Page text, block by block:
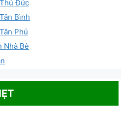
Đức
Bình
Phú
Nhà Bè